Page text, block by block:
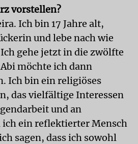
vorstellen?
Ich bin 17 Jahre alt,
und lebe nach wie
gehe jetzt in die zwölfte
möchte ich dann
Ich bin ein religiöses
das vielfältige Interessen
und an
ich ein reflektierter Mensch
sagen, dass ich sowohl